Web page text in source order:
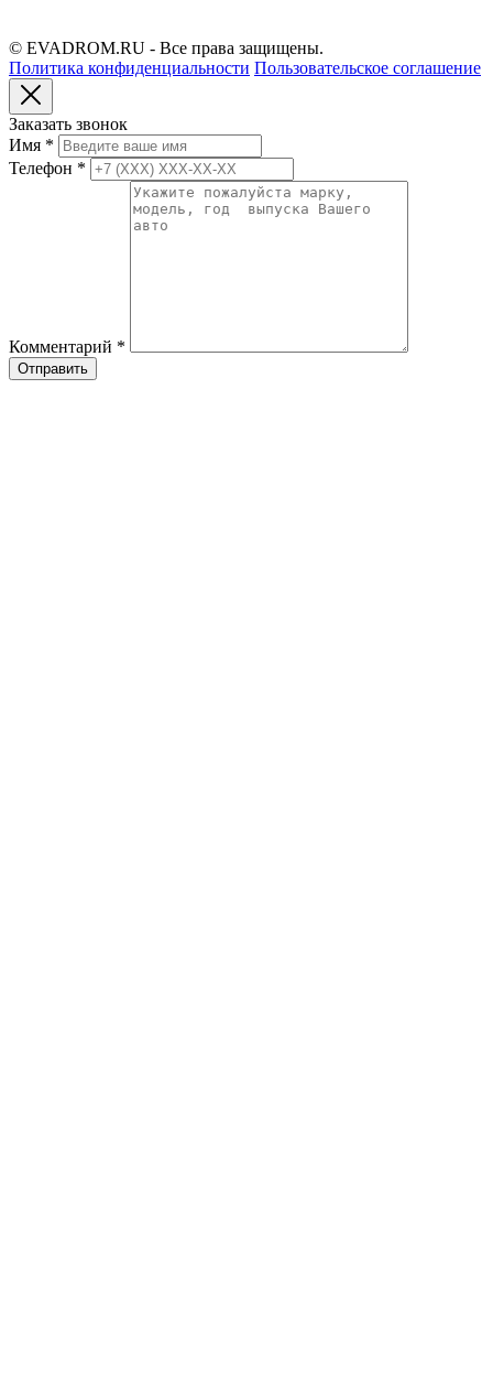
© EVADROM.RU - Все права защищены.
Политика конфиденциальности Пользовательское соглашение
Заказать звонок
Имя *
Телефон *
Комментарий *
Отправить